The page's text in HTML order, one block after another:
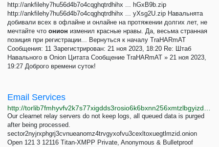
http://ankfilehy7hu56d4b7o4cqghqtrdhihx ... hGxB9b.zip
http://ankfilehy7hu56d4b7o4cqghqtrdhihx ... yXsg2U.zip Навальнята
добивали всех в офлайне и онлайне на протяжении долгих лет, не
мечтайте что онион изменил красные нравы. Да, весьма странная
позиция при регистрации... Вернуться к началу TraHARmAT
Сообщения: 11 Зарегистрирован: 21 ноя 2023, 18:20 Re: Штаб
Навального в Onion Цитата Сообщение TraHARmAT » 21 ноя 2023,
19:27 Доброго времени суток!
Email Services
Our clearnet relay servers do not keep logs, all queued data is purged
after being processed.
sector2nyjrxphgrj3cvnueanomz4trvgyxofvu3cexltoxuegtlmzid.onion
Open 121 3 12116 Titan-XMPP Private, Anonymous & Bulletproof